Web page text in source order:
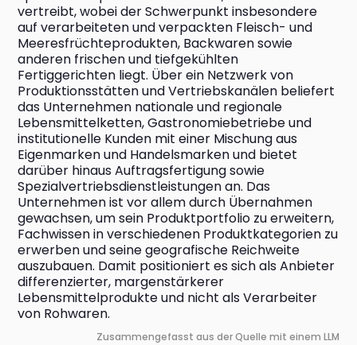
vertreibt, wobei der Schwerpunkt insbesondere
auf verarbeiteten und verpackten Fleisch- und
Meeresfrüchteprodukten, Backwaren sowie
anderen frischen und tiefgekühlten
Fertiggerichten liegt. Über ein Netzwerk von
Produktionsstätten und Vertriebskanälen beliefert
das Unternehmen nationale und regionale
Lebensmittelketten, Gastronomiebetriebe und
institutionelle Kunden mit einer Mischung aus
Eigenmarken und Handelsmarken und bietet
darüber hinaus Auftragsfertigung sowie
Spezialvertriebsdienstleistungen an. Das
Unternehmen ist vor allem durch Übernahmen
gewachsen, um sein Produktportfolio zu erweitern,
Fachwissen in verschiedenen Produktkategorien zu
erwerben und seine geografische Reichweite
auszubauen. Damit positioniert es sich als Anbieter
differenzierter, margenstärkerer
Lebensmittelprodukte und nicht als Verarbeiter
von Rohwaren.
Zusammengefasst aus der Quelle mit einem LLM